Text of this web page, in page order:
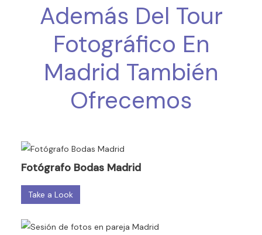
Además Del Tour
Fotográfico En
Madrid También
Ofrecemos
Fotógrafo Bodas Madrid
Take a Look